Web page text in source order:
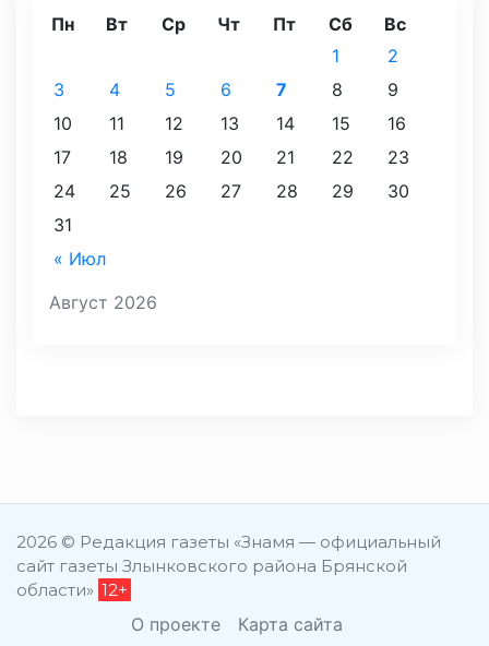
Август 2026
Пн Вт Ср Чт Пт Сб Вс
« Июл
1
2
3
4 5 6 7 8
9
10
11 12 13 14 15
16
17
18 19 20 21 22
23
24
25 26 27 28 29
30
31
2026 © Редакция газеты «Знамя — официальный
сайт газеты Злынковского района Брянской
области» 12+
О проекте Карта сайта